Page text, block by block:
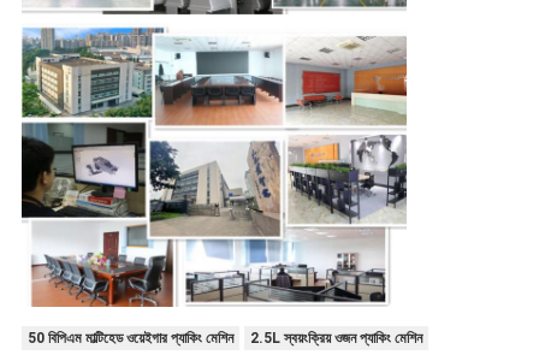
50 বিপিএম মাল্টিহেড ওয়েইগার প্যাকিং মেশিন
2.5L স্বয়ংক্রিয় ওজন প্যাকিং মেশিন